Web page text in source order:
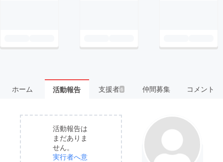
ホーム 活動報告 支援者6 仲間募集 コメント
活動報告は
まだありま
せん。
実行者へ意